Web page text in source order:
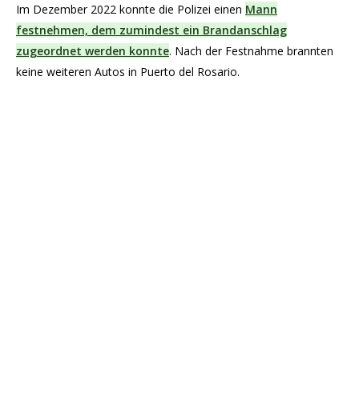
Im Dezember 2022 konnte die Polizei einen Mann
festnehmen, dem zumindest ein Brandanschlag
zugeordnet werden konnte. Nach der Festnahme brannten
keine weiteren Autos in Puerto del Rosario.